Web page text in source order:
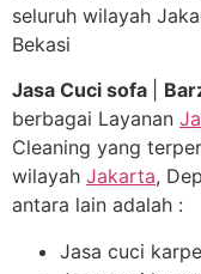
seluruh wilayah
Bekasi
Jasa Cuci sofa
berbagai Layanan
Cleaning yang
wilayah Jakarta,
antara lain adalah :
Jasa cuci